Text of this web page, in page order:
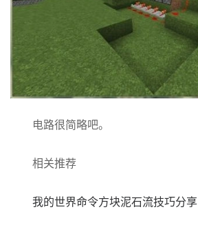
电路很简略吧。
相关推荐
我的世界命令方块泥石流技巧分享